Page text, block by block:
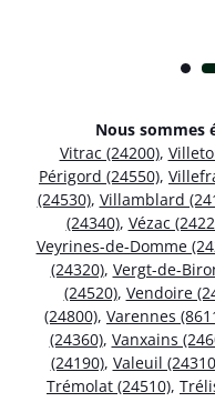
Nous sommes
Vitrac (24200),
Périgord (24550),
(24530), Villamblard
(24340), Vézac
Veyrines-de-Domme
(24320), Vergt-de-
(24520), Vendoire
(24800), Varennes
(24360), Vanxains
(24190), Valeuil
Trémolat (24510),